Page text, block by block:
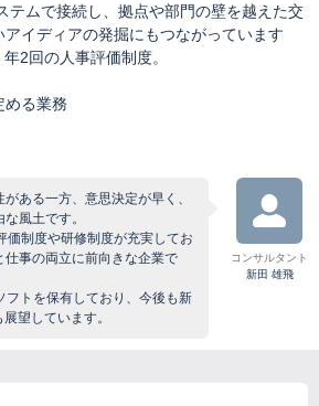
テムで接続し、拠点や部門の壁を越えた交
イディアの発掘にもつながっています
2回の人事評価制度。
る業務
ある一方、意思決定が早く、
風土です。
価制度や研修制度が充実してお
仕事の両立に前向きな企業で
フトを保有しており、今後も新
望しています。
コンサルタント
新田 雄飛